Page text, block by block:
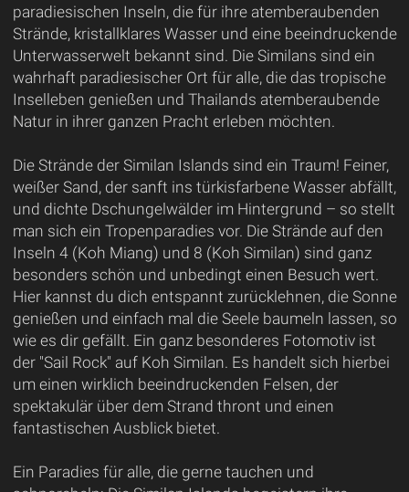
paradiesischen Inseln, die für ihre atemberaubenden
Strände, kristallklares Wasser und eine beeindruckende
Unterwasserwelt bekannt sind. Die Similans sind ein
wahrhaft paradiesischer Ort für alle, die das tropische
Inselleben genießen und Thailands atemberaubende
Natur in ihrer ganzen Pracht erleben möchten.
Die Strände der Similan Islands sind ein Traum! Feiner,
weißer Sand, der sanft ins türkisfarbene Wasser abfällt,
und dichte Dschungelwälder im Hintergrund – so stellt
man sich ein Tropenparadies vor. Die Strände auf den
Inseln 4 (Koh Miang) und 8 (Koh Similan) sind ganz
besonders schön und unbedingt einen Besuch wert.
Hier kannst du dich entspannt zurücklehnen, die Sonne
genießen und einfach mal die Seele baumeln lassen, so
wie es dir gefällt. Ein ganz besonderes Fotomotiv ist
der "Sail Rock" auf Koh Similan. Es handelt sich hierbei
um einen wirklich beeindruckenden Felsen, der
spektakulär über dem Strand thront und einen
fantastischen Ausblick bietet.
Ein Paradies für alle, die gerne tauchen und